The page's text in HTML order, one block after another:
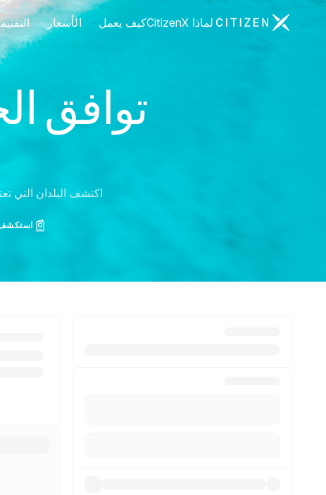
الانتقال إلى الصفحة الرئيسية لـ CitizenX
لماذا CitizenX كيف يعمل الأسعار
توافق
اكتشف البلدان التي
استكشف 197